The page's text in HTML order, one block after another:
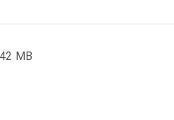
MB